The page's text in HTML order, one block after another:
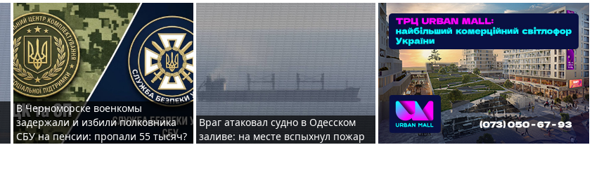
В Черноморске военкомы
задержали и избили полковника
СБУ на пенсии: пропали 55 тысяч?
Враг атаковал судно в Одесском
заливе: на месте вспыхнул пожар